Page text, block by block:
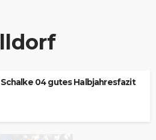
04 gutes Halbjahresfazit